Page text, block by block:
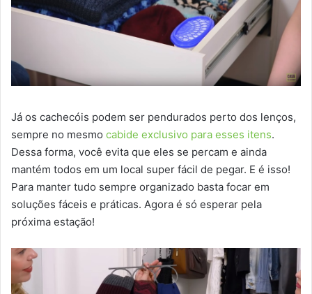
Já os cachecóis podem ser pendurados perto dos lenços,
sempre no mesmo cabide exclusivo para esses itens.
Dessa forma, você evita que eles se percam e ainda
mantém todos em um local super fácil de pegar. E é isso!
Para manter tudo sempre organizado basta focar em
soluções fáceis e práticas. Agora é só esperar pela
próxima estação!